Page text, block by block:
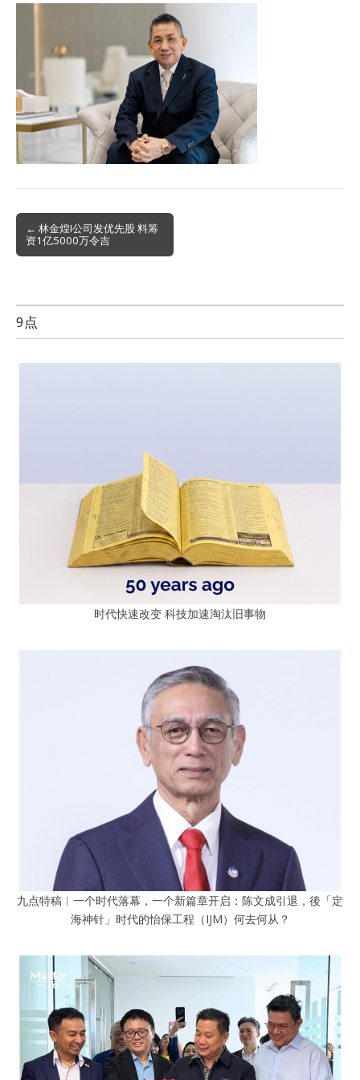
Post
navigation
← 林金煌I公司发优先股 料筹
资1亿5000万令吉
9点
时代快速改变 科技加速淘汰旧事物
九点特稿︱一个时代落幕，一个新篇章开启：陈文成引退，後「定
海神针」时代的怡保工程（IJM）何去何从？